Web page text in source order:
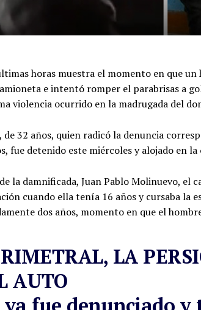
horas muestra el momento en que
e intentó romper el parabrisas a
violencia ocurrido en la madrugada del
32 años, quien radicó la denuncia
fue detenido este miércoles y alojado en
la damnificada, Juan Pablo Molinuevo, el
cuando ella tenía 16 años y cursaba la
dos años, momento en que el
LA
AUTO